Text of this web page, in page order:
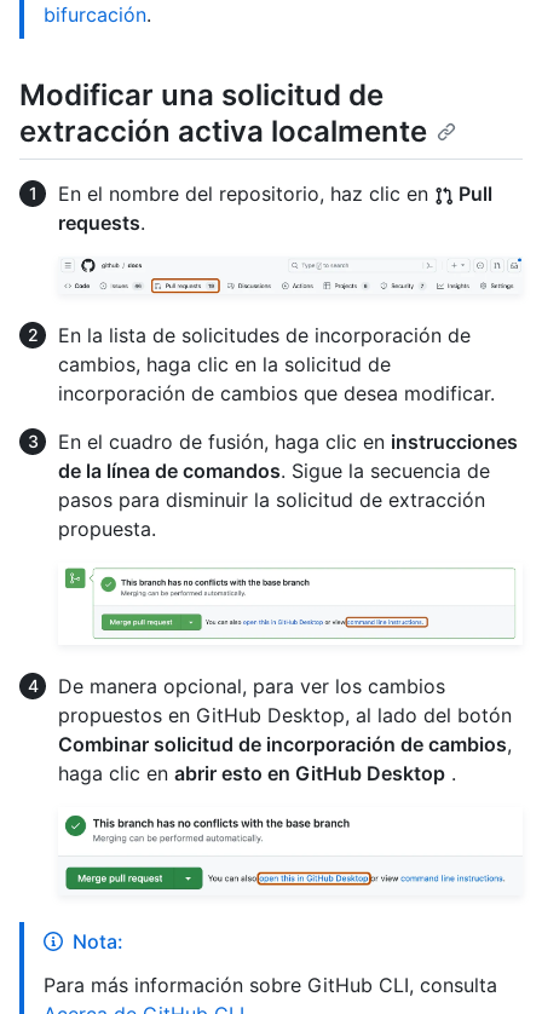
bifurcación.
Modificar una solicitud de
extracción activa localmente
En el nombre del repositorio, haz clic en
Pull
requests.
En la lista de solicitudes de incorporación de
cambios, haga clic en la solicitud de
incorporación de cambios que desea modificar.
En el cuadro de fusión, haga clic en instrucciones
de la línea de comandos. Sigue la secuencia de
pasos para disminuir la solicitud de extracción
propuesta.
De manera opcional, para ver los cambios
propuestos en GitHub Desktop, al lado del botón
Combinar solicitud de incorporación de cambios,
haga clic en abrir esto en GitHub Desktop .
Nota:
Para más información sobre GitHub CLI, consulta